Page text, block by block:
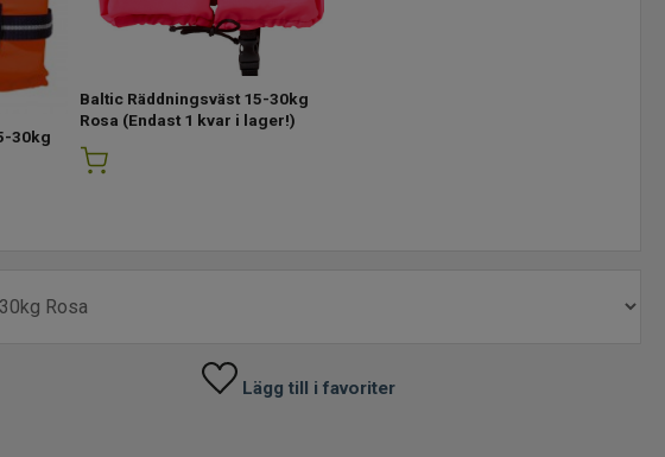
30kg
Baltic Räddningsväst 15-30kg
Rosa (Endast 1 kvar i lager!)
Lägg till i favoriter